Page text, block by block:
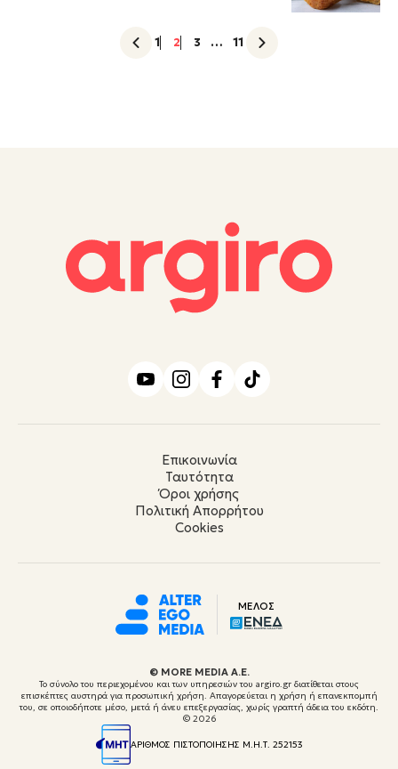
1 2 3 … 11
Επικοινωνία
Ταυτότητα
Όροι χρήσης
Πολιτική Απορρήτου
Cookies
ΜΕΛΟΣ
© ΜORE MEDIA Α.Ε.
Το σύνολο του περιεχομένου και των υπηρεσιών του argiro.gr διατίθεται στους
επισκέπτες αυστηρά για προσωπική χρήση. Απαγορεύεται η χρήση ή επανεκπομπή
του, σε οποιοδήποτε μέσο, μετά ή άνευ επεξεργασίας, χωρίς γραπτή άδεια του εκδότη.
© 2026
ΑΡΙΘΜΟΣ ΠΙΣΤΟΠΟΙΗΣΗΣ Μ.Η.Τ. 252153